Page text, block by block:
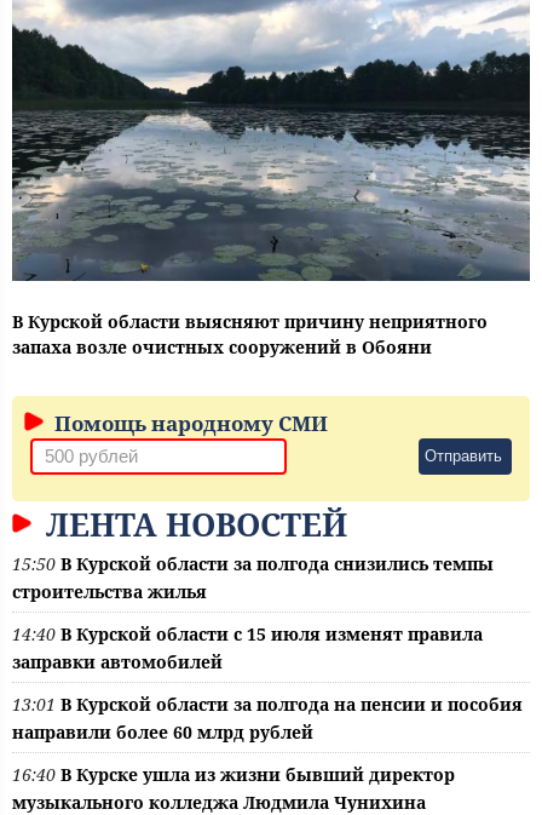
В Курской области выясняют причину неприятного
запаха возле очистных сооружений в Обояни
Помощь народному СМИ
Отправить
ЛЕНТА НОВОСТЕЙ
15:50 В Курской области за полгода снизились темпы
строительства жилья
14:40 В Курской области с 15 июля изменят правила
заправки автомобилей
13:01 В Курской области за полгода на пенсии и пособия
направили более 60 млрд рублей
16:40 В Курске ушла из жизни бывший директор
музыкального колледжа Людмила Чунихина